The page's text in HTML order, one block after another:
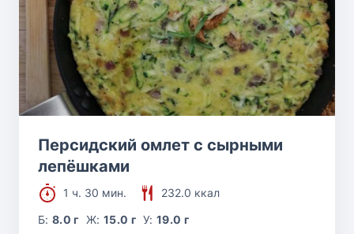
Персидский омлет с сырными
лепёшками
1 ч. 30 мин.
232.0 ккал
Б:8.0 г Ж: 15.0 г У:19.0 г